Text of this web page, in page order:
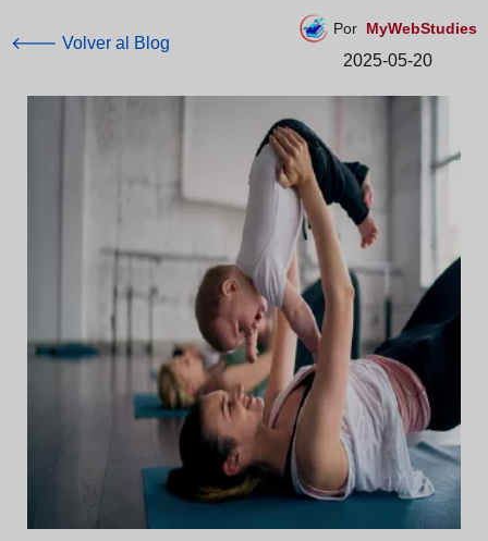
🡐 Volver al Blog
Por MyWebStudies
2025-05-20